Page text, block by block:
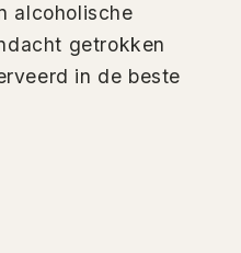
alcoholische
getrokken
in de beste